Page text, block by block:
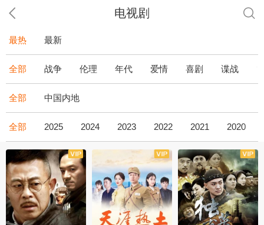
电视剧
最热 最新
全部 战争 伦理 年代 爱情 喜剧 谍战
全部 中国内地
全部 2025 2024 2023 2022 2021 2020
全43集 全36集 全34集